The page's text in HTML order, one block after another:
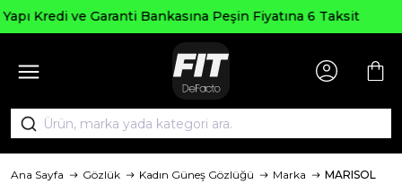
Bankasına Peşin Fiyatına 6 Taksit
Ana Sayfa Gözlük Kadın Güneş Gözlüğü Marka MARISOL